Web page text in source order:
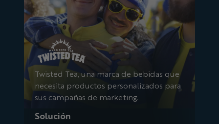
Twisted Tea, una marca de bebidas que
necesita productos personalizados para
sus campañas de marketing.
Solución